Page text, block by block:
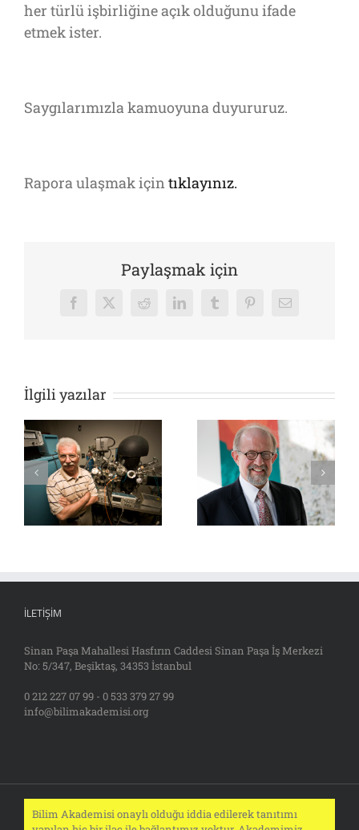
her türlü işbirliğine açık olduğunu ifade
etmek ister.
Saygılarımızla kamuoyuna duyururuz.
Rapora ulaşmak içintıklayınız.
Paylaşmak için
Facebook
X Reddit LinkedInTumblrPinterest
E-
İlgili yazılar
İLETIŞIM
Sinan Paşa Mahallesi Hasfırın Caddesi Sinan Paşa İş Merkezi
No: 5/347, Beşiktaş, 34353 İstanbul
0 212 227 07 99 - 0 533 379 27 99
info@bilimakademisi.org
Bilim Akademisi onaylı olduğu iddia edilerek tanıtımı